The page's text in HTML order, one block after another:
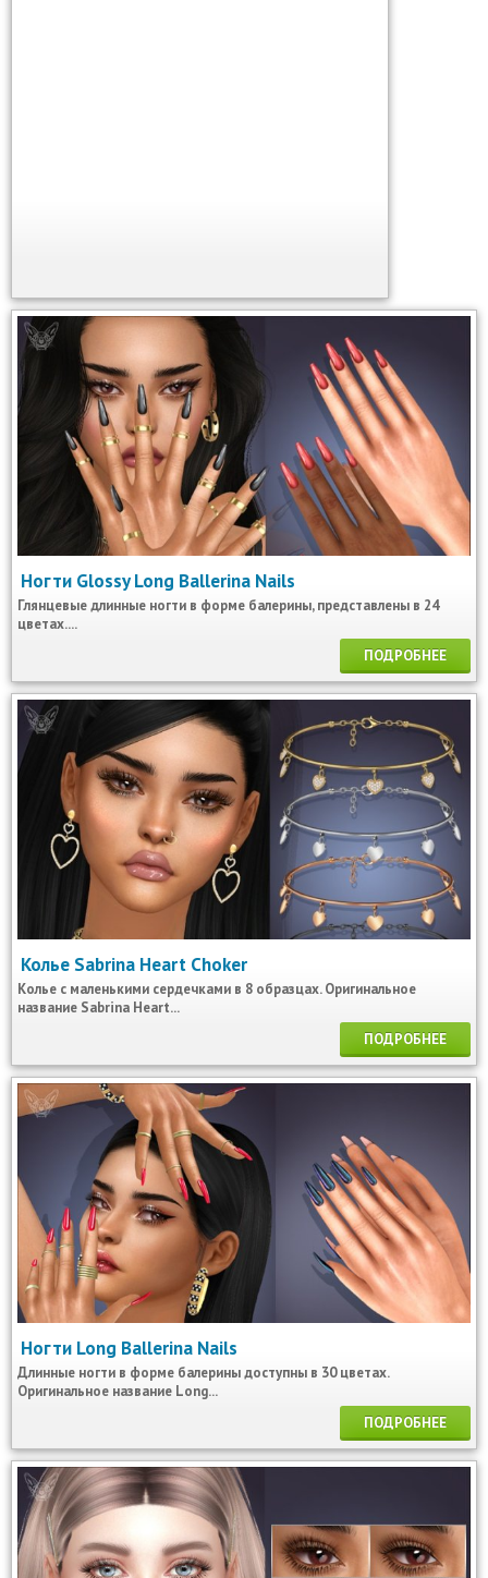
Ногти Glossy Long Ballerina Nails
Глянцевые длинные ногти в форме балерины, представлены в 24
цветах....
ПОДРОБНЕЕ
Колье Sabrina Heart Choker
Колье с маленькими сердечками в 8 образцах. Оригинальное
название Sabrina Heart...
ПОДРОБНЕЕ
Ногти Long Ballerina Nails
Длинные ногти в форме балерины доступны в 30 цветах.
Оригинальное название Long...
ПОДРОБНЕЕ